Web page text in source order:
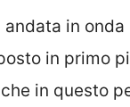
andata in onda
in primo
che in questo